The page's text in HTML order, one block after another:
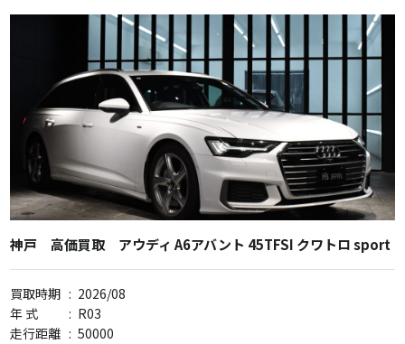
神戸 高価買取 アウディ A6アバント 45TFSI クワトロ sport
買取時期 : 2026/08
年 式
: R03
走行距離 : 50000